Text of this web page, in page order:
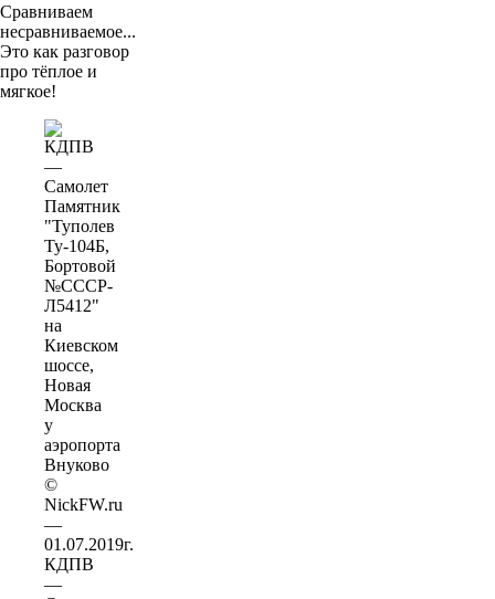
Сравниваем
несравниваемое...
Это как разговор
про тёплое и
мягкое!
КДПВ
—